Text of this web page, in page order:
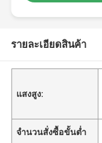
รายละเอียดสินค้า
แสงสูง:
จำนวนสั่งซื้อขั้นต่ำ